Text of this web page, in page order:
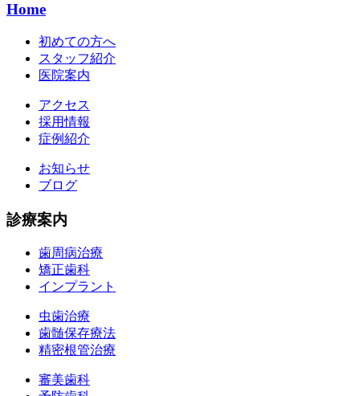
Home
初めての方へ
スタッフ紹介
医院案内
アクセス
採用情報
症例紹介
お知らせ
ブログ
診療案内
歯周病治療
矯正歯科
インプラント
虫歯治療
歯髄保存療法
精密根管治療
審美歯科